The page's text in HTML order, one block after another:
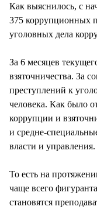
Как выяснилось, с
375 коррупционных
уголовных дела
За 6 месяцев
взяточничества. За
преступлений к
человека. Как было
коррупции и
и средне-
власти и управления.
То есть на
чаще всего
становятся